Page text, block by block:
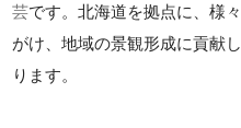
芸です。北海道を拠点に、様
がけ、地域の景観形成に貢献
ります。